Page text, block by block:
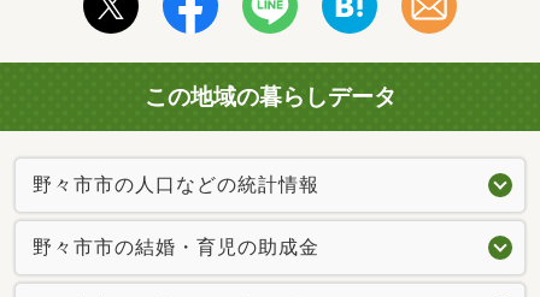
この地域の暮らしデータ
野々市市の人口などの統計情報
野々市市の結婚・育児の助成金